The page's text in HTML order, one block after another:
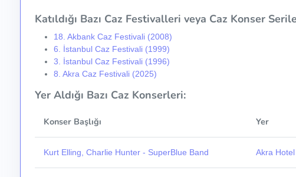
Katıldığı Bazı Caz Festivalleri veya Caz Konser
18. Akbank Caz Festivali (2008)
6. İstanbul Caz Festivali (1999)
3. İstanbul Caz Festivali (1996)
8. Akra Caz Festivali (2025)
Yer Aldığı Bazı Caz Konserleri:
Konser Başlığı Yer
Kurt Elling, Charlie Hunter - SuperBlue Band Akra